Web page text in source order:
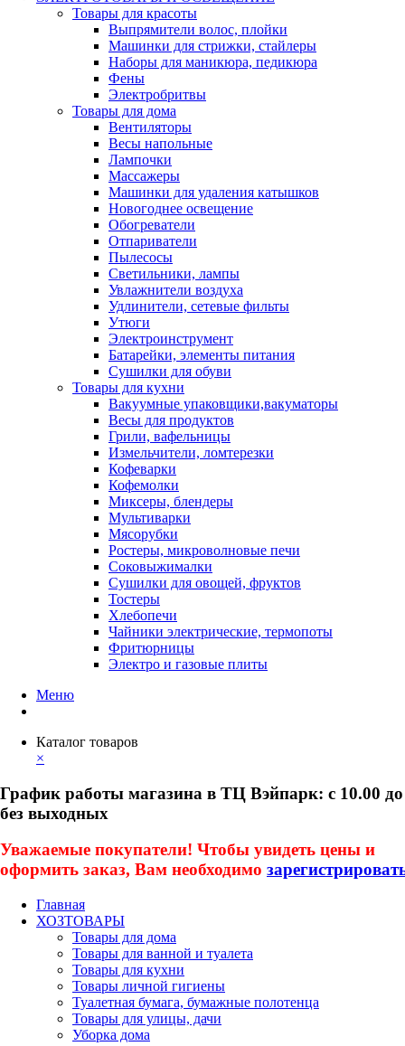
Товары для красоты
Выпрямители волос, плойки
Машинки для стрижки, стайлеры
Наборы для маникюра, педикюра
Фены
Электробритвы
Товары для дома
Вентиляторы
Весы напольные
Лампочки
Массажеры
Машинки для удаления катышков
Новогоднее освещение
Обогреватели
Отпариватели
Пылесосы
Светильники, лампы
Увлажнители воздуха
Удлинители, сетевые фильты
Утюги
Электроинструмент
Батарейки, элементы питания
Сушилки для обуви
Товары для кухни
Вакуумные упаковщики,вакуматоры
Весы для продуктов
Грили, вафельницы
Измельчители, ломтерезки
Кофеварки
Кофемолки
Миксеры, блендеры
Мультиварки
Мясорубки
Ростеры, микроволновые печи
Соковыжималки
Сушилки для овощей, фруктов
Тостеры
Хлебопечи
Чайники электрические, термопоты
Фритюрницы
Электро и газовые плиты
Меню
Каталог товаров
×
График работы магазина в ТЦ Вэйпарк: с 10.00 до
без выходных
Уважаемые покупатели! Чтобы увидеть цены и
оформить заказ, Вам необходимо
Главная
ХОЗТОВАРЫ
Товары для дома
Товары для ванной и туалета
Товары для кухни
Товары личной гигиены
Туалетная бумага, бумажные полотенца
Товары для улицы, дачи
Уборка дома